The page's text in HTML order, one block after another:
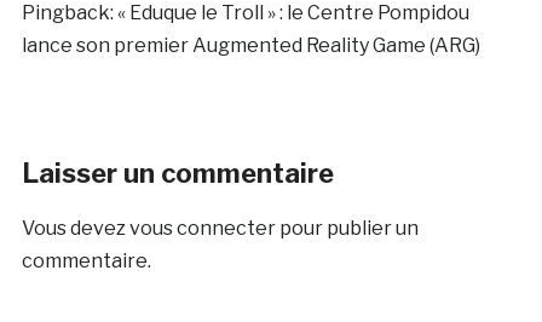
Pingback: « Eduque le Troll » : le Centre Pompidou
lance son premier Augmented Reality Game (ARG)
Laisser un commentaire
Vous devezvous connecterpour publier un
commentaire.